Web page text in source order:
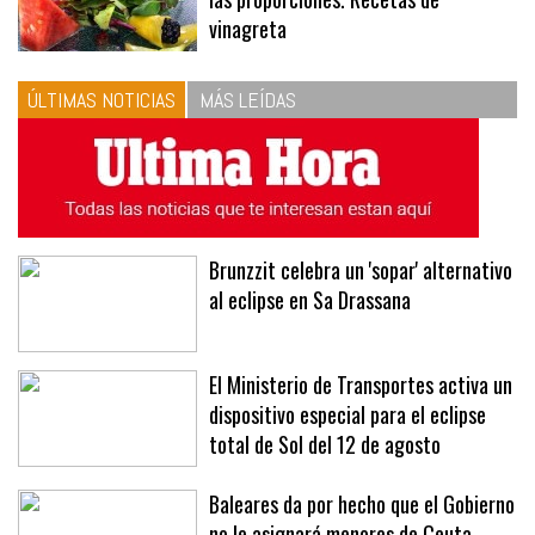
10La vinagreta perfecta: respeta
las proporciones. Recetas de
vinagreta
ÚLTIMAS NOTICIAS MÁS LEÍDAS
Brunzzit celebra un 'sopar' alternativo
El Ministerio de Transportes activa un
dispositivo especial para el eclipse
total de Sol del 12 de agosto